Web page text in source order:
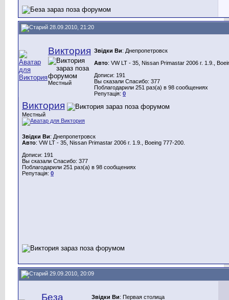
28.09.2010, 21:20
Виктория
Местный
Звідки Ви: Днепропетровск
Авто: VW LT - 35, Nissan Primastar 2006 г. 1.9.,
Дописи: 191
Вы сказали Спасибо: 377
Поблагодарили 251 раз(а) в 98 сообщениях
Репутація: 0
Виктория
Местный
Звідки Ви: Днепропетровск
Авто: VW LT - 35, Nissan Primastar 2006 г. 1.9., Boeing 777-200.
Дописи: 191
Вы сказали Спасибо: 377
Поблагодарили 251 раз(а) в 98 сообщениях
Репутація: 0
29.09.2010, 20:09
Беза Звідки Ви: Первая столица